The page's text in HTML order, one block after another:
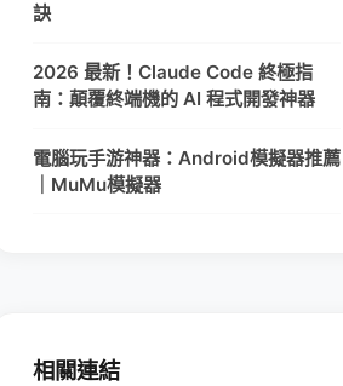
訣
2026 最新！Claude Code 終極指
南：顛覆終端機的 AI 程式開發神器
電腦玩手游神器：Android模擬器推薦
｜MuMu模擬器
相關連結